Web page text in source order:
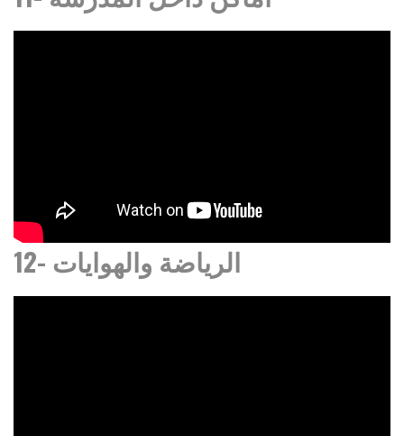
12- الرياضة والهوايات